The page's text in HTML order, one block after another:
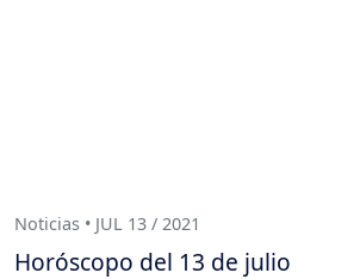
Noticias • JUL 13 / 2021
Horóscopo del 13 de julio